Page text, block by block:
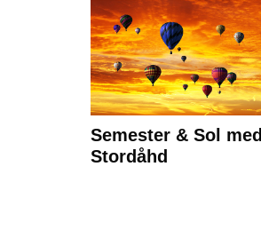
Semester & Sol med
Stordåhd